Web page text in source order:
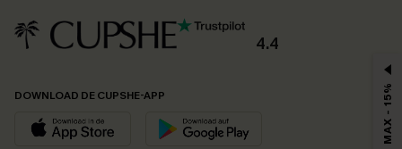
4.4
DOWNLOAD DE CUPSHE-APP MAX - 15%